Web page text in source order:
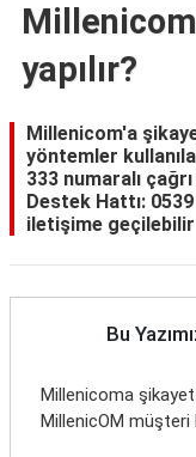
Oyun
Yaşam
Hukuk
Blog
yapılır?
Millenicom'a
yöntemler
333 numaralı
Destek Hattı:
iletişime geçilebilir
Bu
Millenicoma şikayet
MillenicOM